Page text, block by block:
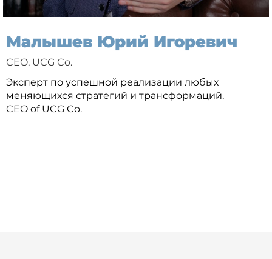
Малышев Юрий Игоревич
CEO, UCG Co.
Эксперт по успешной реализации любых
меняющихся стратегий и трансформаций.
CEO of UCG Co.